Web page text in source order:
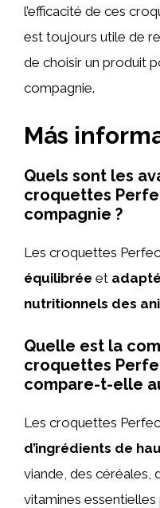
l’efficacité de ces
est toujours utile de
de choisir un produit
compagnie.
Más
Quels sont les
croquettes
compagnie ?
Les croquettes
équilibrée et
nutritionnels des
Quelle est la
croquettes
compare-t-elle
Les croquettes
d’ingrédients de
viande, des céréales,
vitamines